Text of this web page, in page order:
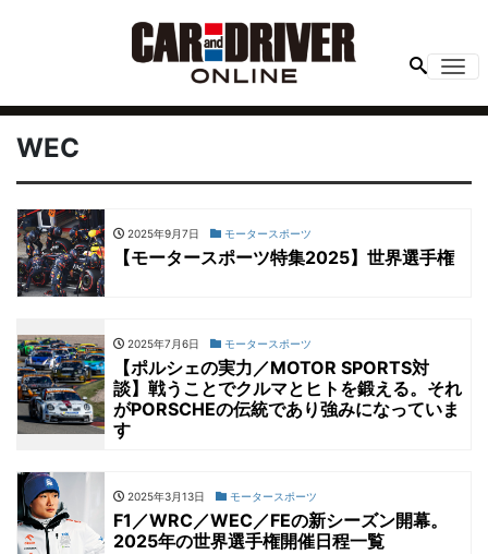
WEC
2025年9月7日 モータースポーツ
【モータースポーツ特集2025】世界選手権
2025年7月6日 モータースポーツ
【ポルシェの実力／MOTOR SPORTS対
談】戦うことでクルマとヒトを鍛える。それ
がPORSCHEの伝統であり強みになっていま
す
2025年3月13日 モータースポーツ
F1／WRC／WEC／FEの新シーズン開幕。
2025年の世界選手権開催日程一覧